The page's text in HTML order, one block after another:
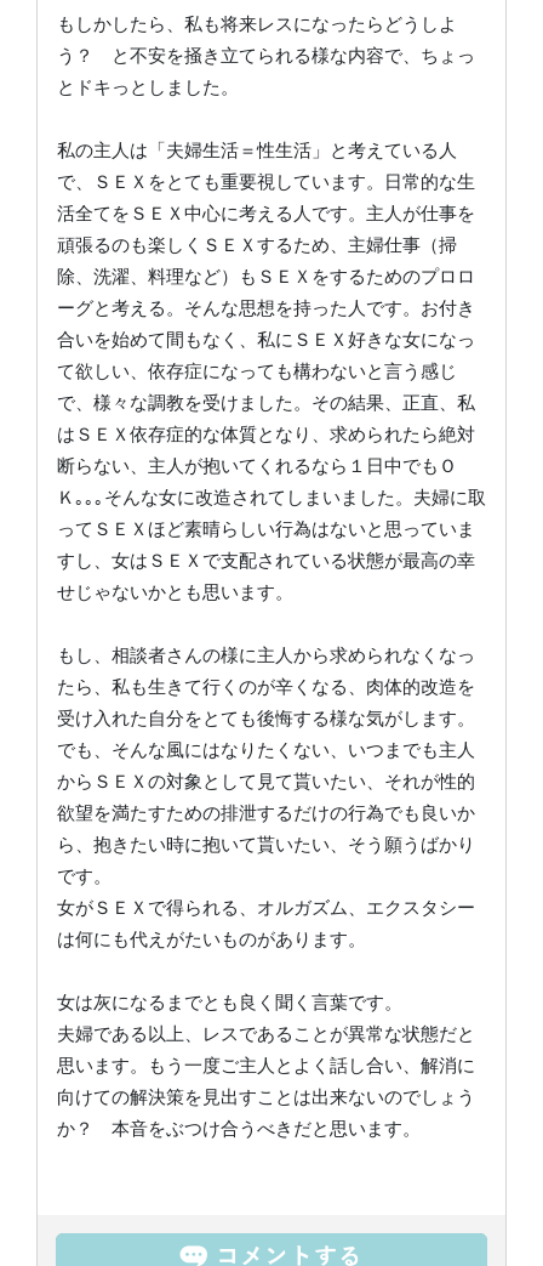
もしかしたら、私も将来レスになったらどうしよ
う？ と不安を掻き立てられる様な内容で、ちょっ
とドキっとしました。
私の主人は「夫婦生活＝性生活」と考えている人
で、ＳＥＸをとても重要視しています。日常的な生
活全てをＳＥＸ中心に考える人です。主人が仕事を
頑張るのも楽しくＳＥＸするため、主婦仕事（掃
除、洗濯、料理など）もＳＥＸをするためのプロロ
ーグと考える。そんな思想を持った人です。お付き
合いを始めて間もなく、私にＳＥＸ好きな女になっ
て欲しい、依存症になっても構わないと言う感じ
で、様々な調教を受けました。その結果、正直、私
はＳＥＸ依存症的な体質となり、求められたら絶対
断らない、主人が抱いてくれるなら１日中でもＯ
Ｋ｡｡｡そんな女に改造されてしまいました。夫婦に取
ってＳＥＸほど素晴らしい行為はないと思っていま
すし、女はＳＥＸで支配されている状態が最高の幸
せじゃないかとも思います。
もし、相談者さんの様に主人から求められなくなっ
たら、私も生きて行くのが辛くなる、肉体的改造を
受け入れた自分をとても後悔する様な気がします。
でも、そんな風にはなりたくない、いつまでも主人
からＳＥＸの対象として見て貰いたい、それが性的
欲望を満たすための排泄するだけの行為でも良いか
ら、抱きたい時に抱いて貰いたい、そう願うばかり
です。
女がＳＥＸで得られる、オルガズム、エクスタシー
は何にも代えがたいものがあります。
女は灰になるまでとも良く聞く言葉です。
夫婦である以上、レスであることが異常な状態だと
思います。もう一度ご主人とよく話し合い、解消に
向けての解決策を見出すことは出来ないのでしょう
か？ 本音をぶつけ合うべきだと思います。